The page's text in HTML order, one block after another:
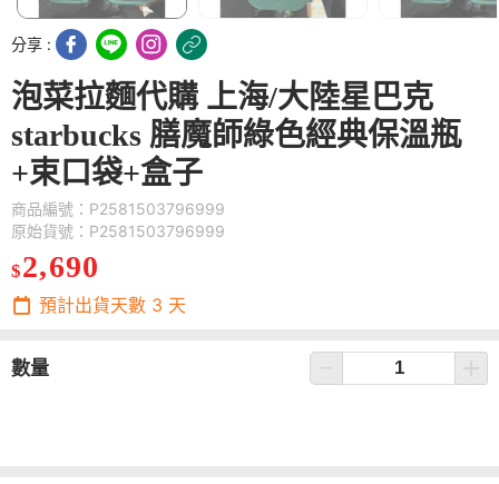
分享 :
泡菜拉麵代購 上海/大陸星巴克
starbucks 膳魔師綠色經典保溫瓶
+束口袋+盒子
商品編號：P2581503796999
原始貨號：P2581503796999
$2,690
預計出貨天數 3 天
數量